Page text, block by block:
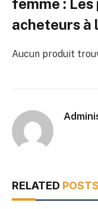
femme :
acheteurs à
Aucun produit
RELATED POSTS